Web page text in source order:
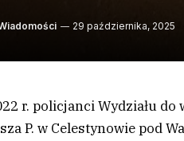
29 października, 2025
r. policjanci Wydziału
P. w Celestynowie pod